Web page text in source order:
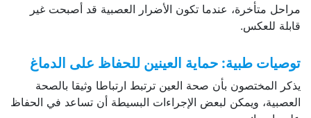
مراحل متأخرة، عندما تكون الأضرار العصبية قد أصبحت غير
قابلة للعكس.
توصيات طبية: حماية العينين للحفاظ على الدماغ
يذكر المختصون بأن صحة العين ترتبط ارتباطا وثيقا بالصحة
العصبية، ويمكن لبعض الإجراءات البسيطة أن تساعد في الحفاظ